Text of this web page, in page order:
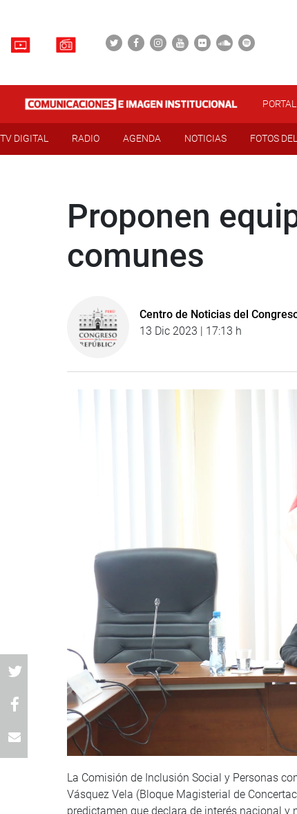
PORTAL
TV DIGITAL RADIO AGENDA NOTICIAS FOTOS
Proponen
comunes
Centro de Noticias del
13 Dic 2023 | 17:13 h
La Comisión de Inclusión Social y Personas
Vásquez Vela (Bloque Magisterial de
predictamen que declara de interés nacional